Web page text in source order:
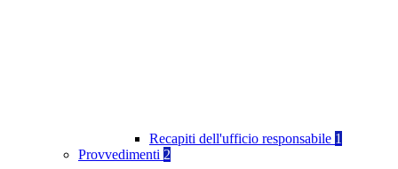
Recapiti dell'ufficio responsabile 1
Provvedimenti 2